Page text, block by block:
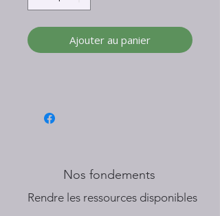
Ajouter au panier
Nos fondements
​Rendre les ressources disponibles